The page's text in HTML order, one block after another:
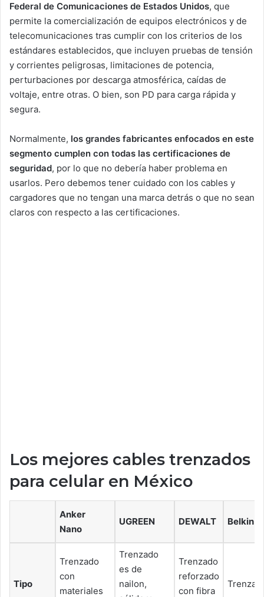
Federal de Comunicaciones de Estados Unidos, que
permite la comercialización de equipos electrónicos y de
telecomunicaciones tras cumplir con los criterios de los
estándares establecidos, que incluyen pruebas de tensión
y corrientes peligrosas, limitaciones de potencia,
perturbaciones por descarga atmosférica, caídas de
voltaje, entre otras. O bien, son PD para carga rápida y
segura.
Normalmente, los grandes fabricantes enfocados en este
segmento cumplen con todas las certificaciones de
seguridad, por lo que no debería haber problema en
usarlos. Pero debemos tener cuidado con los cables y
cargadores que no tengan una marca detrás o que no sean
claros con respecto a las certificaciones.
Los mejores cables trenzados
para celular en México
Anker
Nano
UGREEN DEWALT Belkin
Tipo
Trenzado
con
materiales
Trenzado
es de
nailon,
Trenzado
reforzado
con fibra